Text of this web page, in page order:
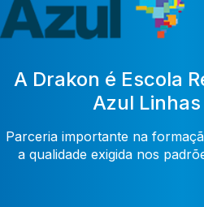
A Drakon é Escola
Azul
Parceria importante na
a qualidade exigida nos